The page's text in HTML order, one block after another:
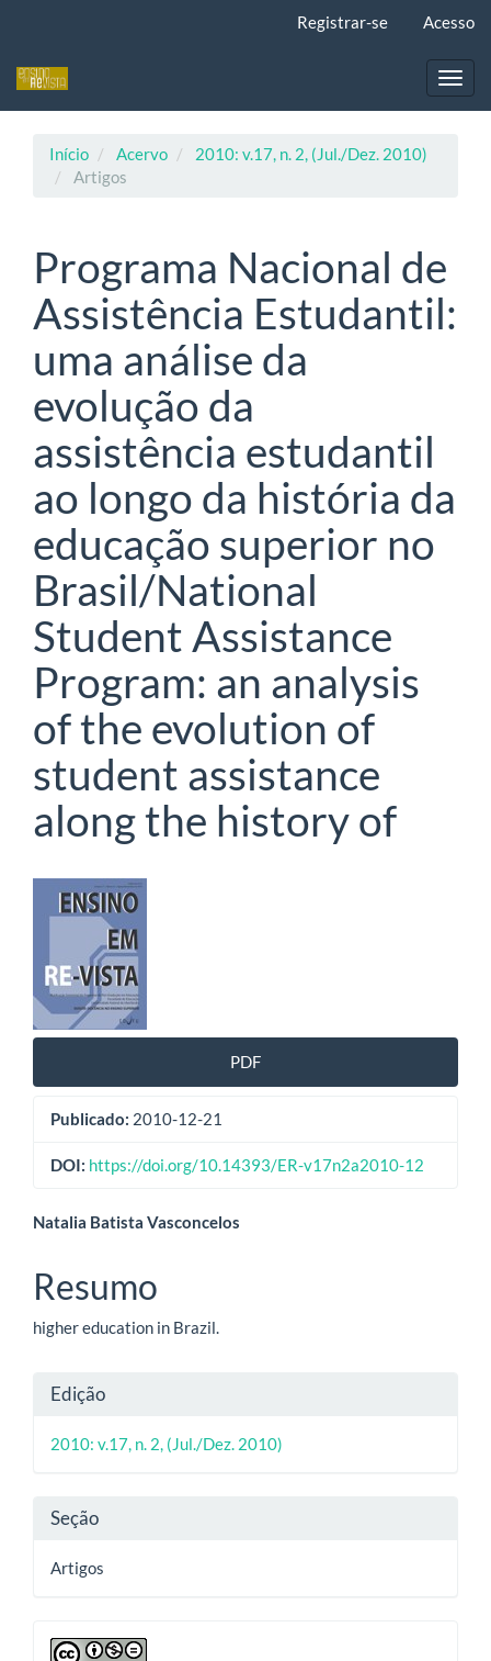
principal
Registrar-se Acesso
Início Acervo
2010: v.17, n. 2, (Jul./Dez. 2010)
Artigos
Programa Nacional de
Assistência Estudantil:
uma análise da
evolução da
assistência estudantil
ao longo da história da
educação superior no
Brasil/National
Student Assistance
Program: an analysis
of the evolution of
student assistance
along the history of
Barra
lateral
de
artigos
PDF
Publicado: 2010-12-21
DOI: https://doi.org/10.14393/ER-v17n2a2010-12
Conteúdo
do
artigo
principal
Natalia Batista Vasconcelos
Resumo
higher education in Brazil.
Detalhes
do
Edição
2010: v.17, n. 2, (Jul./Dez. 2010)
Seção
Artigos